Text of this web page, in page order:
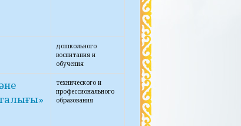
дошкольного
воспитания и
обучения
технического и
профессионального
образования